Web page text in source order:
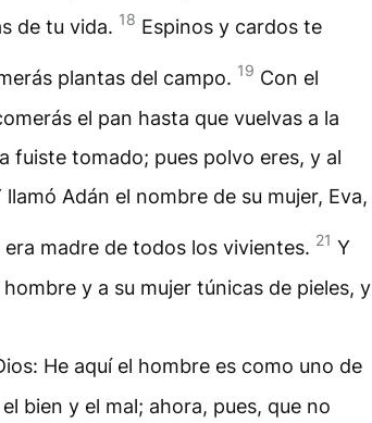
de tu vida. 18 Espinos y cardos te
plantas del campo. 19 Con el
el pan hasta que vuelvas a la
fuiste tomado; pues polvo eres, y al
llamó Adán el nombre de su mujer, Eva,
madre de todos los vivientes. 21 Y
y a su mujer túnicas de pieles, y
He aquí el hombre es como uno de
bien y el mal; ahora, pues, que no